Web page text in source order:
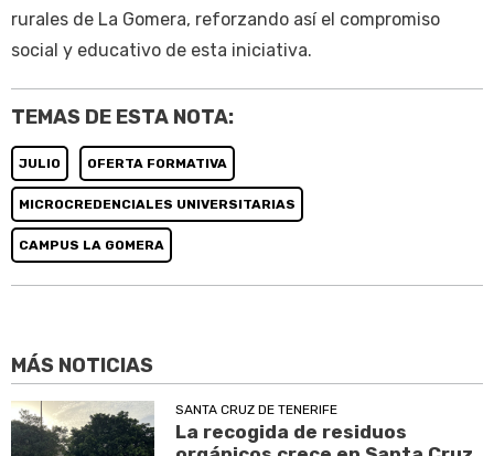
rurales de La Gomera, reforzando así el compromiso
social y educativo de esta iniciativa.
TEMAS DE ESTA NOTA:
JULIO OFERTA FORMATIVA
MICROCREDENCIALES UNIVERSITARIAS
CAMPUS LA GOMERA
MÁS NOTICIAS
SANTA CRUZ DE TENERIFE
La recogida de residuos